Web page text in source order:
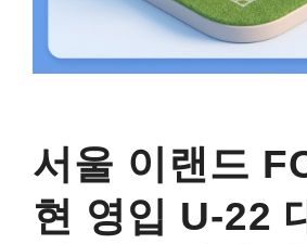
서울 이랜드
현 영입 U-22